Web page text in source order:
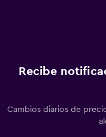
Recibe
Cambios diarios de